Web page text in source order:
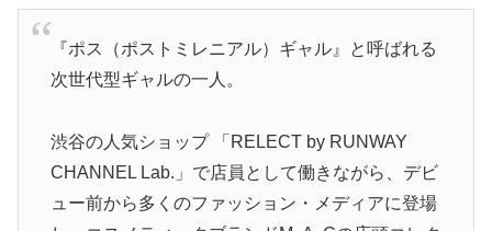
『ポス（ポストミレニアル）ギャル』と呼ばれる
次世代型ギャルの一人。
渋谷の人気ショップ 「RELECT by RUNWAY
CHANNEL Lab.」で店員として働きながら、デビ
ュー前から多くのファッション・メディアに登場